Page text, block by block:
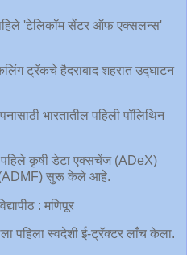
'टेलिकॉम सेंटर ऑफ एक्सलन्स'
ट्रॅकचे हैदराबाद शहरात उद्घाटन
भारतातील पहिली पॉलिथिन
पहिले कृषी डेटा एक्सचेंज (ADeX)
(ADMF) सुरू केले आहे.
: मणिपूर
पहिला स्वदेशी ई-ट्रॅक्टर लाँच केला.